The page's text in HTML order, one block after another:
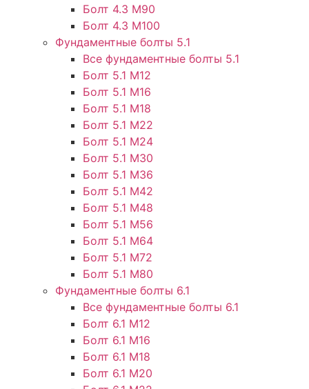
Болт 4.3 М90
Болт 4.3 М100
Фундаментные болты 5.1
Все фундаментные болты 5.1
Болт 5.1 М12
Болт 5.1 М16
Болт 5.1 М18
Болт 5.1 М22
Болт 5.1 М24
Болт 5.1 М30
Болт 5.1 М36
Болт 5.1 М42
Болт 5.1 М48
Болт 5.1 М56
Болт 5.1 М64
Болт 5.1 М72
Болт 5.1 М80
Фундаментные болты 6.1
Все фундаментные болты 6.1
Болт 6.1 М12
Болт 6.1 М16
Болт 6.1 М18
Болт 6.1 М20